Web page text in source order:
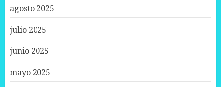
agosto 2025
julio 2025
junio 2025
mayo 2025